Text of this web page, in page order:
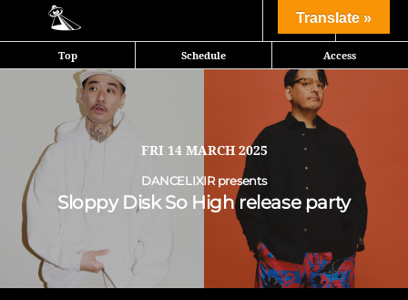
Top Schedule Access
Share
FRI 14 MARCH 2025
DANCELIXIR presents
Sloppy Disk So High release party
シーンで抜群の影響力を持つプロデューサーKMと国内外の大型フ
ェスやクラブで大きな存在感を放つDJ、TJOのユニット”Sloppy
Disk(スロッピーディスク)”第2章のスタート！
シーンで抜群の影響力を持つプロデューサーKMと国内外の大型フェス
やクラブで大きな存在感を放つDJ, TJOのユニット”Sloppy Disk(ス
ロッピーディスク)”第２章のスタート！
2025年最初のシングル 「Sloppy Disk – So High」 が3/12(水) リリー
◾️Pre-Save URL >>https://ssm.lnk.to/sohigh
Translate »